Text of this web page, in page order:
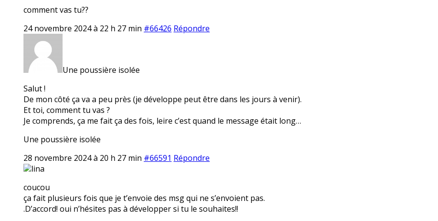
comment vas tu??
24 novembre 2024 à 22 h 27 min #66426 Répondre
Une poussière isolée
Salut !
De mon côté ça va a peu près (je développe peut être dans les jours à venir).
Et toi, comment tu vas ?
Je comprends, ça me fait ça des fois, leire c’est quand le message était long…
Une poussière isolée
28 novembre 2024 à 20 h 27 min #66591 Répondre
lina
coucou
ça fait plusieurs fois que je t’envoie des msg qui ne s’envoient pas.
.D’accord! oui n’hésites pas à développer si tu le souhaites!!